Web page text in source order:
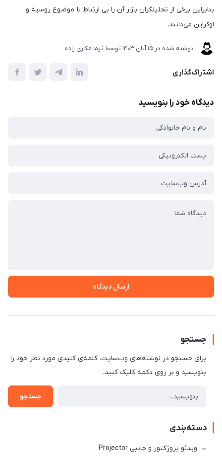
بنابراین برخی از تحلیلگران بازار آن را بی ارتباط با موضوع روسیه و
اوکراین می‌دانند.
نوشته شده در 15 آبان 1403 توسط نیما مکاری زاده
اشتراک‌گذاری
دیدگاه خود را بنویسید
ارسال دیدگاه
جستجو
برای جستجو در نوشته‌های وب‌سایت، کلمه‌ی کلیدی مورد نظر خود را
بنویسید و بر روی دکمه کلیک کنید.
جستجو
دسته‌بندی
ویدئو پروژکتور و جانبی Projector